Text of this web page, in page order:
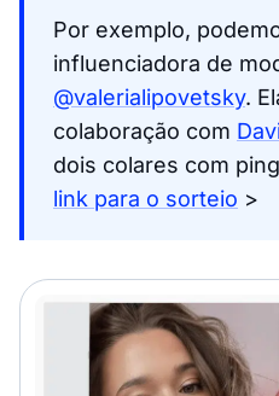
Por exemplo,
influenciadora de
@valerialipovetsky.
colaboração com
dois colares com
link para o sorteio >